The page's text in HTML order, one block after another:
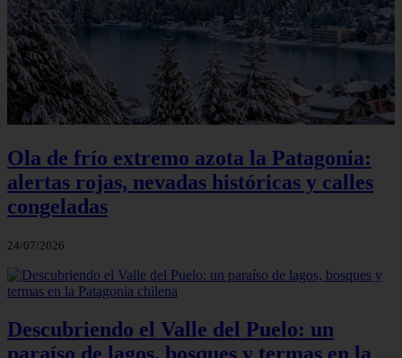
Ola de frío extremo azota la Patagonia:
alertas rojas, nevadas históricas y calles
congeladas
24/07/2026
Descubriendo el Valle del Puelo: un